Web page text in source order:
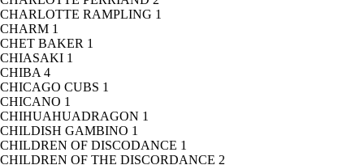
CHARLOTTE RAMPLING 1
CHARM 1
CHET BAKER 1
CHIASAKI 1
CHIBA 4
CHICAGO CUBS 1
CHICANO 1
CHIHUAHUADRAGON 1
CHILDISH GAMBINO 1
CHILDREN OF DISCODANCE 1
CHILDREN OF THE DISCORDANCE 2